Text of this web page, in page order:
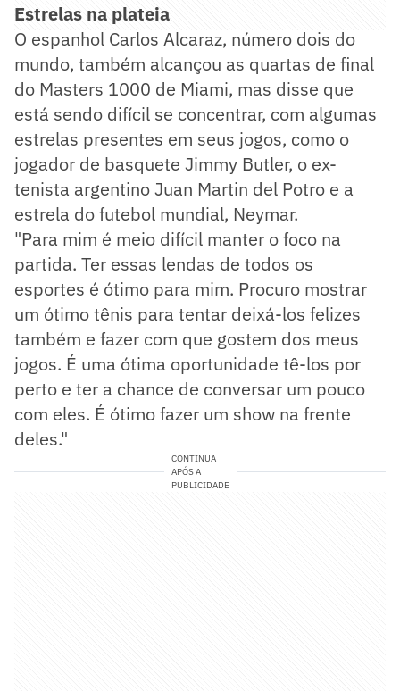
Estrelas na plateia
O espanhol Carlos Alcaraz, número dois do
mundo, também alcançou as quartas de final
do Masters 1000 de Miami, mas disse que
está sendo difícil se concentrar, com algumas
estrelas presentes em seus jogos, como o
jogador de basquete Jimmy Butler, o ex-
tenista argentino Juan Martin del Potro e a
estrela do futebol mundial, Neymar.
"Para mim é meio difícil manter o foco na
partida. Ter essas lendas de todos os
esportes é ótimo para mim. Procuro mostrar
um ótimo tênis para tentar deixá-los felizes
também e fazer com que gostem dos meus
jogos. É uma ótima oportunidade tê-los por
perto e ter a chance de conversar um pouco
com eles. É ótimo fazer um show na frente
deles."
CONTINUA
APÓS A
PUBLICIDADE